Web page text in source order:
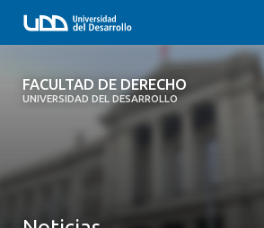
FACULTAD DE DERECHO
UNIVERSIDAD DEL DESARROLLO
FACULTAD DE DERECHO
SOBRE LA FACULTAD